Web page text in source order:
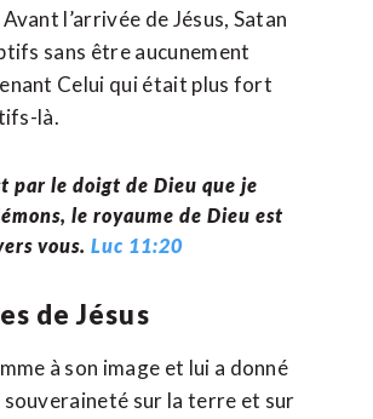
l’arrivée de Jésus, Satan
sans être aucunement
Celui qui était plus fort
là.
par le doigt de Dieu que je
le royaume de Dieu est
vous.Luc 11:20
de Jésus
à son image et lui a donné
sur la terre et sur